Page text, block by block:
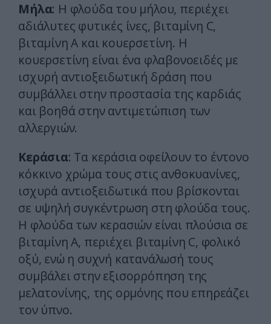
Μήλα: Η φλούδα του μήλου, περιέχει
αδιάλυτες φυτικές ίνες, βιταμίνη C,
βιταμίνη Α και κουερσετίνη. Η
κουερσετίνη είναι ένα φλαβονοειδές με
ισχυρή αντιοξειδωτική δράση που
συμβάλλει στην προστασία της καρδιάς
και βοηθά στην αντιμετώπιση των
αλλεργιών.
Κεράσια: Τα κεράσια οφείλουν το έντονο
κόκκινο χρώμα τους στις ανθοκυανίνες,
ισχυρά αντιοξειδωτικά που βρίσκονται
σε υψηλή συγκέντρωση στη φλούδα τους.
Η φλούδα των κερασιών είναι πλούσια σε
βιταμίνη Α, περιέχει βιταμίνη C, φολικό
οξύ, ενώ η συχνή κατανάλωσή τους
συμβάλει στην εξισορρόπηση της
μελατονίνης, της ορμόνης που επηρεάζει
τον ύπνο.